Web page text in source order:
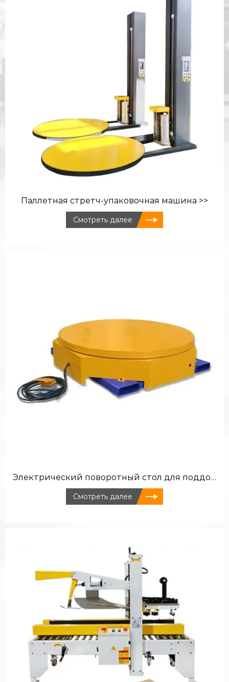
Паллетная стретч-упаковочная машина >>
Смотреть далее
Электрический поворотный стол для поддонов >>
Смотреть далее